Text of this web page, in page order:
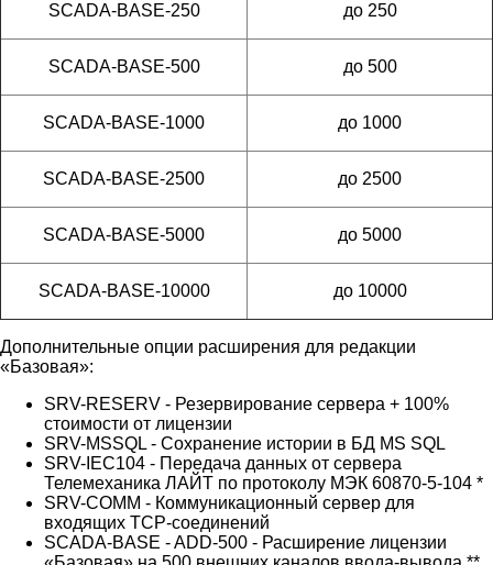
SCADA-BASE-250 до 250
SCADA-BASE-500 до 500
SCADA-BASE-1000 до 1000
SCADA-BASE-2500 до 2500
SCADA-BASE-5000 до 5000
SCADA-BASE-10000 до 10000
Дополнительные опции расширения для редакции
«Базовая»:
SRV-RESERV - Резервирование сервера + 100%
стоимости от лицензии
SRV-MSSQL - Сохранение истории в БД MS SQL
SRV-IEC104 - Передача данных от сервера
Телемеханика ЛАЙТ по протоколу МЭК 60870-5-104 *
SRV-COMM - Коммуникационный сервер для
входящих ТСР-соединений
SCADA-BASE - ADD-500 - Расширение лицензии